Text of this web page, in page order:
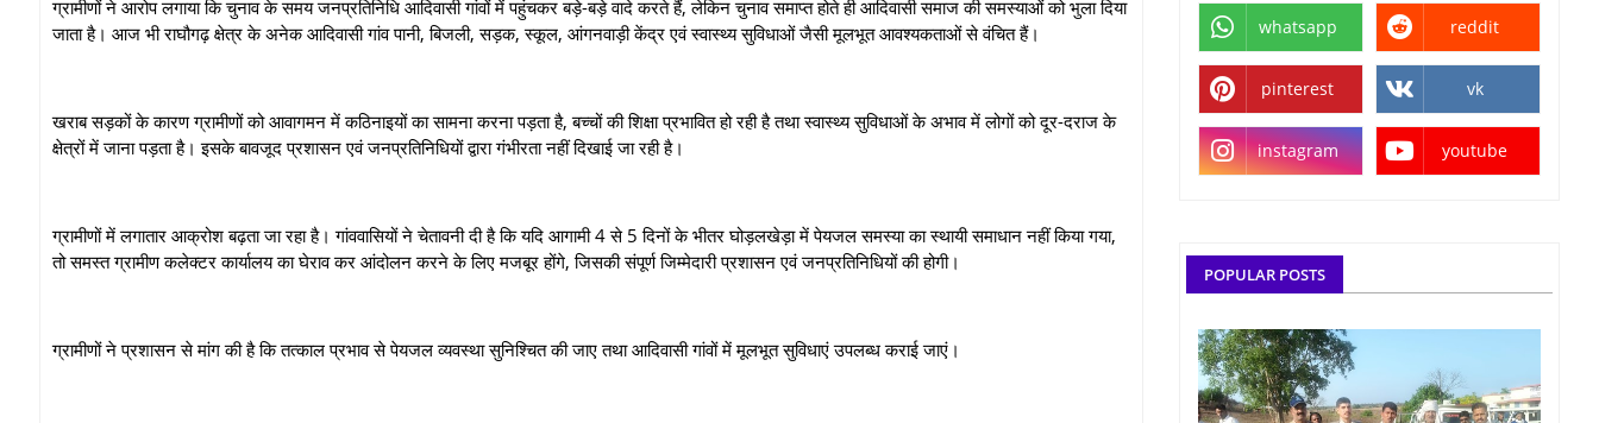
ग्रामीणों ने आरोप लगाया कि चुनाव के समय जनप्रतिनिधि आदिवासी गांवों में पहुंचकर बड़े-बड़े वादे करते हैं, लेकिन चुनाव समाप्त होते ही आदिवासी समाज की समस्याओं को भुला दिया
जाता है। आज भी राघौगढ़ क्षेत्र के अनेक आदिवासी गांव पानी, बिजली, सड़क, स्कूल, आंगनवाड़ी केंद्र एवं स्वास्थ्य सुविधाओं जैसी मूलभूत आवश्यकताओं से वंचित हैं।
खराब सड़कों के कारण ग्रामीणों को आवागमन में कठिनाइयों का सामना करना पड़ता है, बच्चों की शिक्षा प्रभावित हो रही है तथा स्वास्थ्य सुविधाओं के अभाव में लोगों को दूर-दराज के
क्षेत्रों में जाना पड़ता है। इसके बावजूद प्रशासन एवं जनप्रतिनिधियों द्वारा गंभीरता नहीं दिखाई जा रही है।
ग्रामीणों में लगातार आक्रोश बढ़ता जा रहा है। गांववासियों ने चेतावनी दी है कि यदि आगामी 4 से 5 दिनों के भीतर घोड़लखेड़ा में पेयजल समस्या का स्थायी समाधान नहीं किया गया,
तो समस्त ग्रामीण कलेक्टर कार्यालय का घेराव कर आंदोलन करने के लिए मजबूर होंगे, जिसकी संपूर्ण जिम्मेदारी प्रशासन एवं जनप्रतिनिधियों की होगी।
ग्रामीणों ने प्रशासन से मांग की है कि तत्काल प्रभाव से पेयजल व्यवस्था सुनिश्चित की जाए तथा आदिवासी गांवों में मूलभूत सुविधाएं उपलब्ध कराई जाएं।
whatsapp reddit
pinterest vk
instagram youtube
POPULAR POSTS